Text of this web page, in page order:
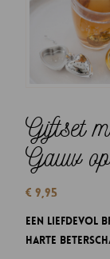
Giftset
Gauw
€ 9,95
Een liefdevol
harte